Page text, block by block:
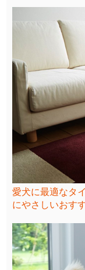
愛犬に最適なタ
にやさしいおす